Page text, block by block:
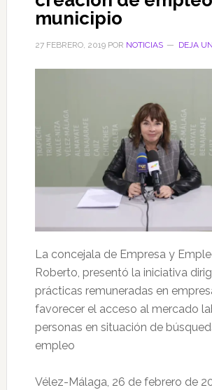
municipio
27 FEBRERO, 2019POR NOTICIAS DEJA
La concejala de Empresa y
Roberto, presentó la iniciativa
prácticas remuneradas en
favorecer el acceso al mercado
personas en situación de
empleo
Vélez-Málaga, 26 de febrero de